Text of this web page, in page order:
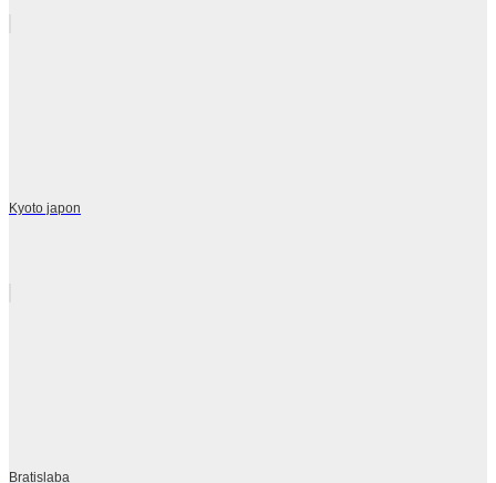
Kyoto japon
Bratislaba